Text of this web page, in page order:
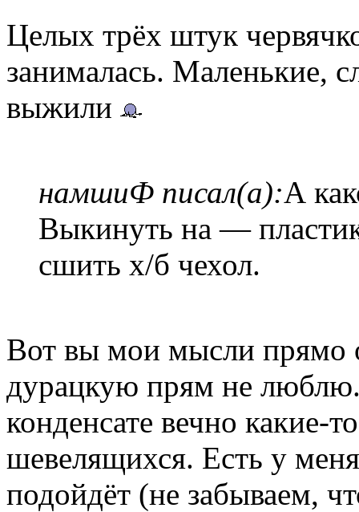
Целых трëх штук
занималась. Маленькие,
выжили
намшиФ писал(а):А
Выкинуть на —
сшить х/б чехол.
Вот вы мои мысли прямо
дурацкую прям не люблю.
конденсате вечно какие-
шевелящихся. Есть у
подойдëт (не забываем,